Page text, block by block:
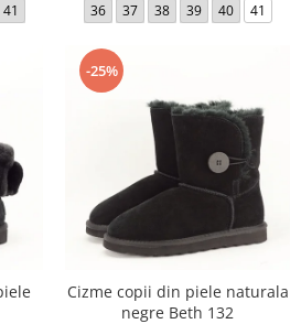
41 36 37 38 39 40 41
-25%
Cizme copii din piele naturala
negre Beth 132